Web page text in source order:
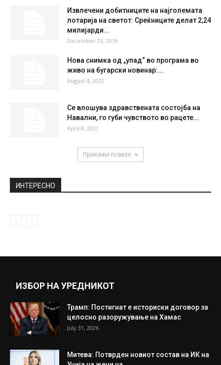
Извлечени добитниците на најголемата
лотарија на светот: Среќниците делат 2,24
милијарди...
December 23, 2019
Нова снимка од „упад“ во програма во
живо на бугарски новинар:...
August 4, 2022
Се влошува здравствената состојба на
Навални, го губи чувството во рацете...
April 8, 2021
Прикажи повеќе
ИНТЕРЕСНО
ИЗБОР НА УРЕДНИКОТ
Трамп: Постигнат е историски договор за
целосно разоружување на Хамас
July 31, 2026
Митева: Потврден новиот состав на ИК на